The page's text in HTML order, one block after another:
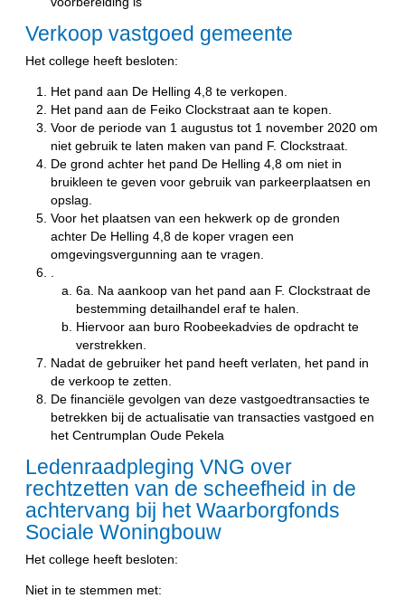
Verkoop vastgoed gemeente
Het college heeft besloten:
Het pand aan De Helling 4,8 te verkopen.
Het pand aan de Feiko Clockstraat aan te kopen.
Voor de periode van 1 augustus tot 1 november 2020 om
niet gebruik te laten maken van pand F. Clockstraat.
De grond achter het pand De Helling 4,8 om niet in
bruikleen te geven voor gebruik van parkeerplaatsen en
opslag.
Voor het plaatsen van een hekwerk op de gronden
achter De Helling 4,8 de koper vragen een
omgevingsvergunning aan te vragen.
6a. Na aankoop van het pand aan F. Clockstraat de
bestemming detailhandel eraf te halen.
Hiervoor aan buro Roobeekadvies de opdracht te
verstrekken.
Nadat de gebruiker het pand heeft verlaten, het pand in
de verkoop te zetten.
De financiële gevolgen van deze vastgoedtransacties te
betrekken bij de actualisatie van transacties vastgoed en
het Centrumplan Oude Pekela
Ledenraadpleging VNG over
rechtzetten van de scheefheid in de
achtervang bij het Waarborgfonds
Sociale Woningbouw
Het college heeft besloten:
Niet in te stemmen met: